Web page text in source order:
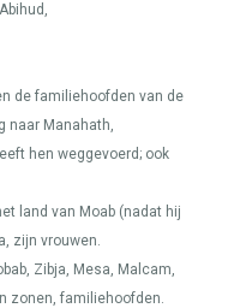
de familiehoofden van de
naar Manahath,
hen weggevoerd; ook
land van Moab (nadat hij
zijn vrouwen.
Zibja, Mesa, Malcam,
zonen, familiehoofden.